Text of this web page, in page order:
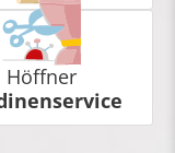
Höffner